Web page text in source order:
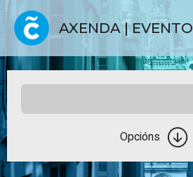
AXENDA | EVENTO
Opcións